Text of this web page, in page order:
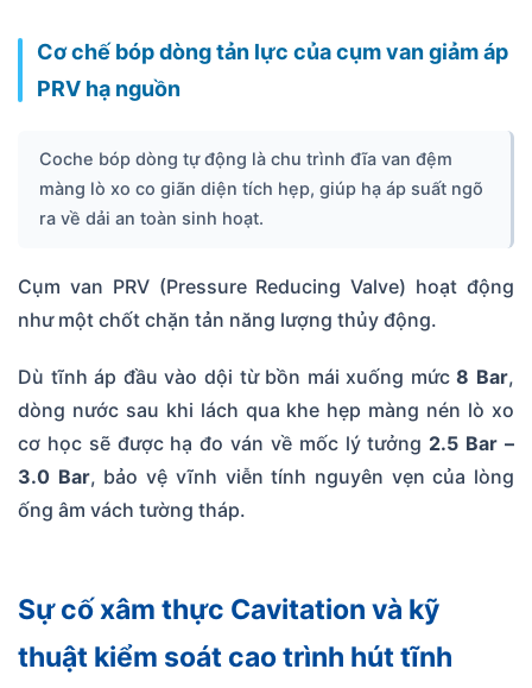
Cơ chế bóp dòng tản lực của cụm van giảm áp
PRV hạ nguồn
Coche bóp dòng tự động là chu trình đĩa van đệm
màng lò xo co giãn diện tích hẹp, giúp hạ áp suất ngõ
ra về dải an toàn sinh hoạt.
Cụm van PRV (Pressure Reducing Valve) hoạt động
như một chốt chặn tản năng lượng thủy động.
Dù tĩnh áp đầu vào dội từ bồn mái xuống mức8 Bar,
dòng nước sau khi lách qua khe hẹp màng nén lò xo
cơ học sẽ được hạ đo ván về mốc lý tưởng 2.5 Bar –
3.0 Bar, bảo vệ vĩnh viễn tính nguyên vẹn của lòng
ống âm vách tường tháp.
Sự cố xâm thực Cavitation và kỹ
thuật kiểm soát cao trình hút tĩnh